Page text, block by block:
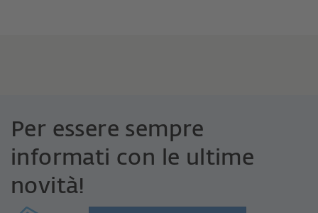
Per essere sempre
informati con le ultime
novità!